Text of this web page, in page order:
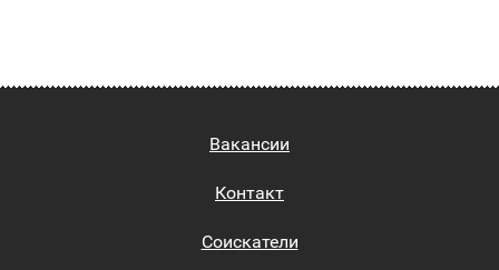
Вакансии
Контакт
Соискатели